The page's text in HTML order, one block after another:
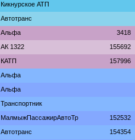
Кикнурское АТП
Автотранс
Альфа 3418
АК 1322 155692
КАТП 157996
Альфа
Альфа
Транспортник
МалмыжПассажирАвтоТр 152532
Автотранс 154354